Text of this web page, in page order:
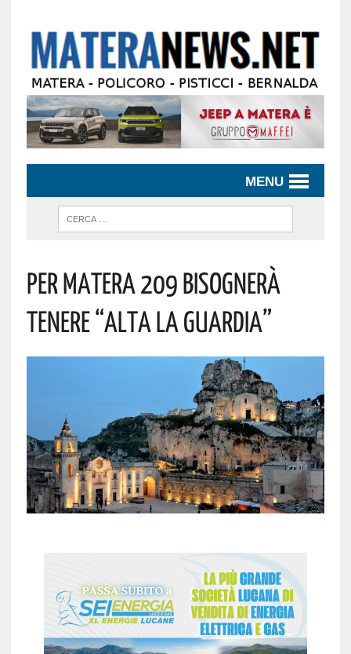
MENU
PER MATERA 209 BISOGNERÀ
TENERE “ALTA LA GUARDIA”